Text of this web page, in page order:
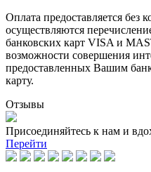
Оплата предоставляется без
осуществляются
банковских карт VISA и
возможности совершения
предоставленных Вашим
карту.
Отзывы
Присоединяйтесь к нам и
Перейти